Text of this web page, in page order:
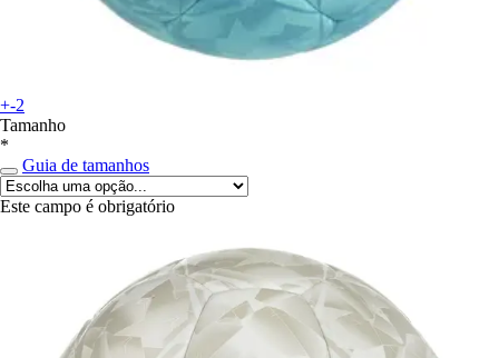
+-2
Tamanho
*
Guia de tamanhos
Este campo é obrigatório